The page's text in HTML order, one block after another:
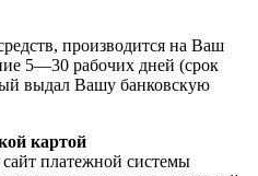
производится на Ваш
5—30 рабочих дней (срок
выдал Вашу банковскую
картой
платежной системы